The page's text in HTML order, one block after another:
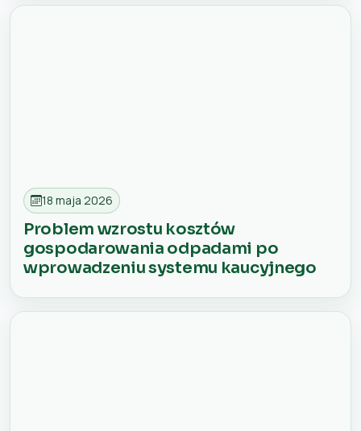
18 maja 2026
Problem wzrostu kosztów
gospodarowania odpadami po
wprowadzeniu systemu kaucyjnego